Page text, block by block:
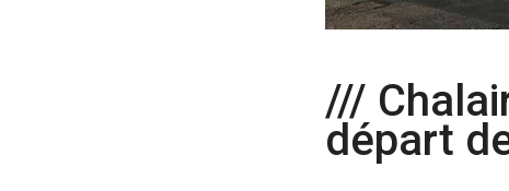
///
départ